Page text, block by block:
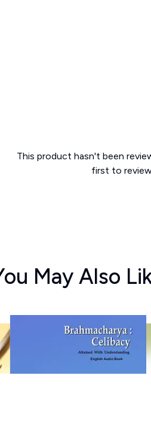
This product hasn't been
first to
May Also